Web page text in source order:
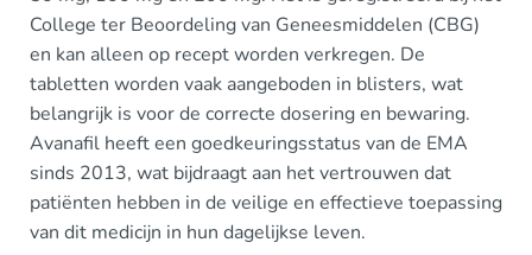
College ter Beoordeling van Geneesmiddelen (CBG)
en kan alleen op recept worden verkregen. De
tabletten worden vaak aangeboden in blisters, wat
belangrijk is voor de correcte dosering en bewaring.
Avanafil heeft een goedkeuringsstatus van de EMA
sinds 2013, wat bijdraagt aan het vertrouwen dat
patiënten hebben in de veilige en effectieve toepassing
van dit medicijn in hun dagelijkse leven.